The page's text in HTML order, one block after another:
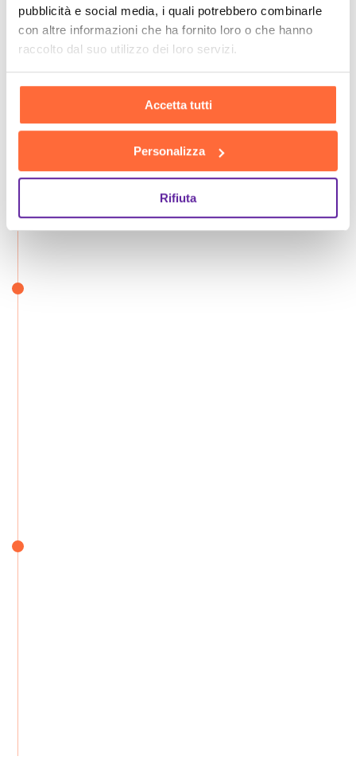
pubblicità e social media, i quali potrebbero combinarle
con altre informazioni che ha fornito loro o che hanno
raccolto dal suo utilizzo dei loro servizi.
Accetta tutti
Personalizza
Rifiuta